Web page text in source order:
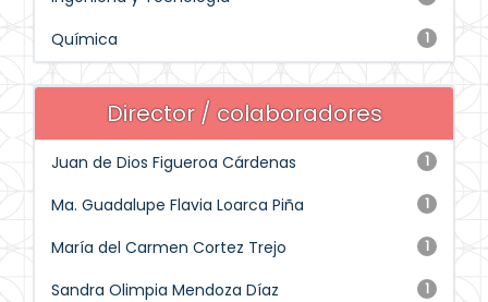
1
Química
Director / colaboradores
1
Juan de Dios Figueroa Cárdenas
1
Ma. Guadalupe Flavia Loarca Piña
1
María del Carmen Cortez Trejo
1
Sandra Olimpia Mendoza Díaz